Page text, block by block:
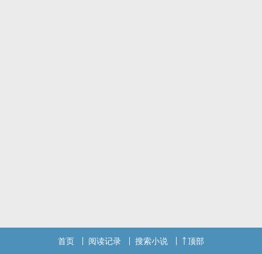
首页 阅读记录 搜索小说 顶部